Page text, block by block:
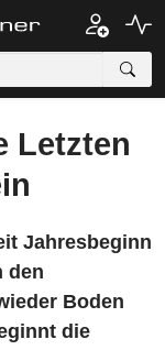
Letzten
Jahresbeginn
den
Boden
die